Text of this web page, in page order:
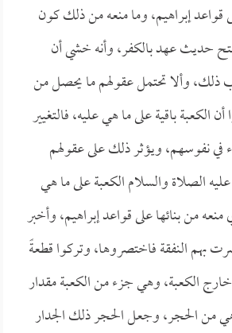
قواعد إبراهيم، وما منعه من ذلك كون
حديث عهد بالكفر، وأنه خشي أن
وألا تحتمل عقولهم ما يحصل من
أن الكعبة باقية على ما هي عليه، فالتغيير
في نفوسهم، ويؤثر ذلك على عقولهم
الصلاة والسلام الكعبة على ما هي
من بنائها على قواعد إبراهيم، وأخبر
بهم النفقة فاختصروها، وتركوا قطعةً
الكعبة، وهي جزء من الكعبة مقدار
من الحجر، وجعل الحجر ذلك الجدار